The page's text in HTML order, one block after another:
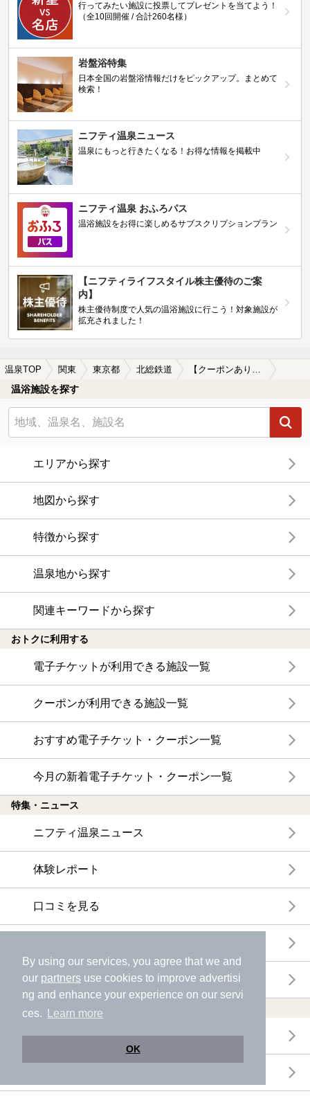
By using our services, you agree that we and
our partners use cookies to improve advertisi
ng and enhance your experience on our servi
ces.
Learn more
OK
行ってみたい施設に投票してプレゼントを当てよう！
（全10回開催 / 合計260名様）
岩盤浴特集
日本全国の岩盤浴情報だけをピックアップ。まとめて
検索！
ニフティ温泉ニュース
温泉にもっと行きたくなる！お得な情報を掲載中
ニフティ温泉 おふろパス
温浴施設をお得に楽しめるサブスクリプションプラン
【ニフティライフスタイル株主優待のご案
内】
株主優待制度で人気の温浴施設に行こう！対象施設が
拡充されました！
温泉TOP 関東 東京都 北総鉄道 【クーポンあり】サウナ付きの北総鉄道周辺の温泉、日帰り温泉、スーパー銭湯を探す
温浴施設を探す
エリアから探す
地図から探す
特徴から探す
温泉地から探す
関連キーワードから探す
おトクに利用する
電子チケットが利用できる施設一覧
クーポンが利用できる施設一覧
おすすめ電子チケット・クーポン一覧
今月の新着電子チケット・クーポン一覧
特集・ニュース
ニフティ温泉ニュース
体験レポート
口コミを見る
ニフティ温泉からのお知らせ
温浴施設ランキング
年間温泉ランキング